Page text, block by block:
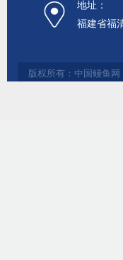
地址：
福建省福
版权所有：中国鳗鱼